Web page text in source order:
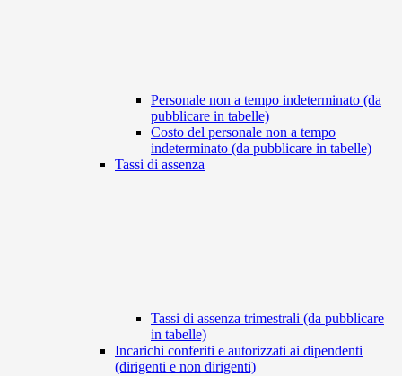
Personale non a tempo indeterminato (da
pubblicare in tabelle)
Costo del personale non a tempo
indeterminato (da pubblicare in tabelle)
Tassi di assenza
Tassi di assenza trimestrali (da pubblicare
in tabelle)
Incarichi conferiti e autorizzati ai dipendenti
(dirigenti e non dirigenti)